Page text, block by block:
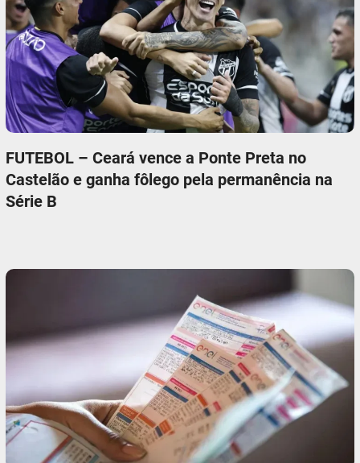
FUTEBOL – Ceará vence a Ponte Preta no
Castelão e ganha fôlego pela permanência na
Série B